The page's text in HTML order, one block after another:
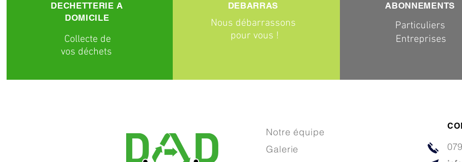
DECHETTERIE A
DOMICILE
Collecte de
vos déchets
DEBARRAS
Nous débarrassons
pour vous !
ABONNEMENTS
Particuliers
Entreprises
Notre équipe
Galerie